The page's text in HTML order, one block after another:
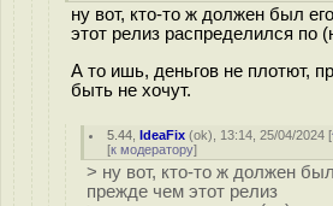
ну вот, кто-то ж должен был
этот релиз распределился по
А то ишь, деньгов не плотют,
быть не хочут.
5.44 ,IdeaFix (ok), 13:14, 25/04/2024 [
[к модератору]
> ну вот, кто-то ж должен
прежде чем этот релиз